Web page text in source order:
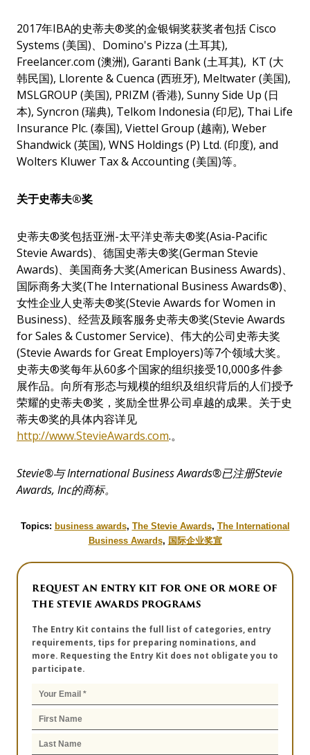
2017年IBA的史蒂夫®奖的金银铜奖获奖者包括 Cisco
Systems (美国)、Domino's Pizza (土耳其),
Freelancer.com (澳洲), Garanti Bank (土耳其), KT (大
韩民国), Llorente & Cuenca (西班牙), Meltwater (美国),
MSLGROUP (美国), PRIZM (香港), Sunny Side Up (日
本), Syncron (瑞典), Telkom Indonesia (印尼), Thai Life
Insurance Plc. (泰国), Viettel Group (越南), Weber
Shandwick (英国), WNS Holdings (P) Ltd. (印度), and
Wolters Kluwer Tax & Accounting (美国)等。
关于史蒂夫®奖
史蒂夫®奖包括亚洲-太平洋史蒂夫®奖(Asia-Pacific
Stevie Awards)、德国史蒂夫®奖(German Stevie
Awards)、美国商务大奖(American Business Awards)、
国际商务大奖(The International Business Awards®)、
女性企业人史蒂夫®奖(Stevie Awards for Women in
Business)、经营及顾客服务史蒂夫®奖(Stevie Awards
for Sales & Customer Service)、伟大的公司史蒂夫奖
(Stevie Awards for Great Employers)等7个领域大奖。
史蒂夫®奖每年从60多个国家的组织接受10,000多件参
展作品。向所有形态与规模的组织及组织背后的人们授予
荣耀的史蒂夫®奖，奖励全世界公司卓越的成果。关于史
蒂夫®奖的具体内容详见
http://www.StevieAwards.com.。
Stevie®与International Business Awards®已注册Stevie
Awards, Inc的商标。
Topics: business awards, The Stevie Awards, The International
Business Awards, 国际企业奖宣
REQUEST AN ENTRY KIT FOR ONE OR MORE OF
THE STEVIE AWARDS PROGRAMS
The Entry Kit contains the full list of categories, entry
requirements, tips for preparing nominations, and
more. Requesting the Entry Kit does not obligate you to
participate.